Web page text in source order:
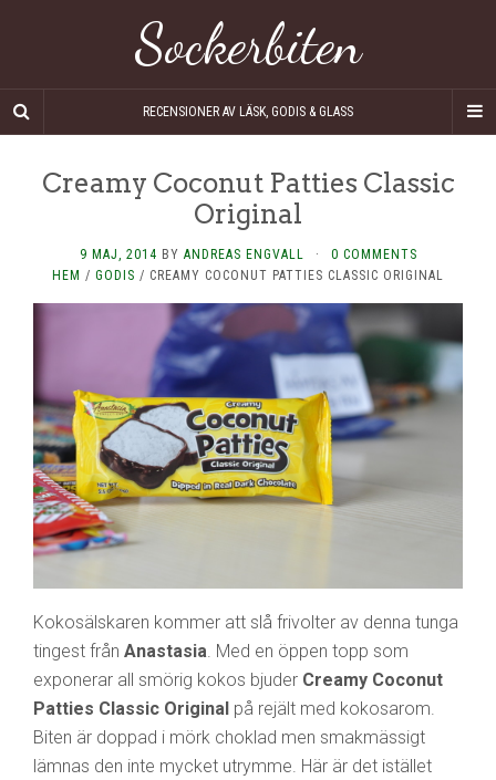
Sockerbiten
RECENSIONER AV LÄSK, GODIS & GLASS
Creamy Coconut Patties Classic
Original
9 MAJ, 2014 BY ANDREAS ENGVALL ·
0 COMMENTS
HEM / GODIS / CREAMY COCONUT PATTIES CLASSIC ORIGINAL
Kokosälskaren kommer att slå frivolter av denna tunga
tingest från Anastasia . Med en öppen topp som
exponerar all smörig kokos bjuder Creamy Coconut
Patties Classic Original på rejält med kokosarom.
Biten är doppad i mörk choklad men smakmässigt
lämnas den inte mycket utrymme. Här är det istället